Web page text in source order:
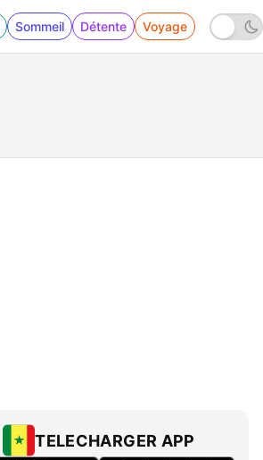
Sommeil Détente Voyage
TELECHARGER APP